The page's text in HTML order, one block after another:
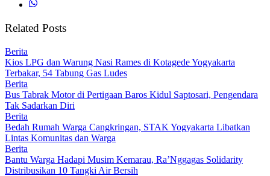
Related Posts
Berita
Kios LPG dan Warung Nasi Rames di Kotagede Yogyakarta
Terbakar, 54 Tabung Gas Ludes
Berita
Bus Tabrak Motor di Pertigaan Baros Kidul Saptosari, Pengendara
Tak Sadarkan Diri
Berita
Bedah Rumah Warga Cangkringan, STAK Yogyakarta Libatkan
Lintas Komunitas dan Warga
Berita
Bantu Warga Hadapi Musim Kemarau, Ra’Nggagas Solidarity
Distribusikan 10 Tangki Air Bersih